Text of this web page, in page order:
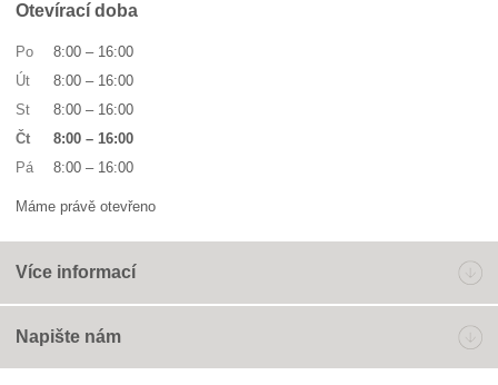
Otevírací doba
Po 8:00 – 16:00
Út
8:00 – 16:00
St
8:00 – 16:00
Čt
8:00 – 16:00
Pá
8:00 – 16:00
Máme právě otevřeno
Více informací
Napište nám